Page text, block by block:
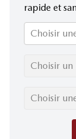
rapide et
Choisir
Choisir un
Choisir